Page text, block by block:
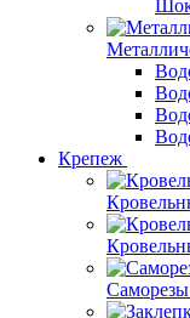
Крепеж